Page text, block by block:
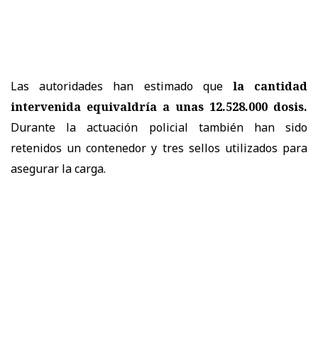
Las autoridades han estimado quela cantidad
intervenida equivaldría a unas 12.528.000 dosis.
Durante la actuación policial también han sido
retenidos un contenedor y tres sellos utilizados para
asegurar la carga.